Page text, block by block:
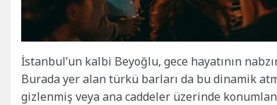
İstanbul’un kalbi Beyoğlu, gece hayatının
Burada yer alan türkü barları da bu dinamik
gizlenmiş veya ana caddeler üzerinde